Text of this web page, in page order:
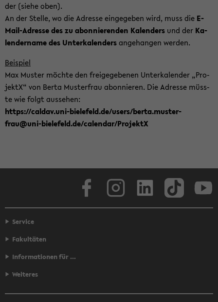
der (siehe oben).
An der Stel­le, wo die Adres­se ein­ge­ge­ben wird, muss die E-​
Mail-Adresse des zu abon­nie­ren­den Ka­len­ders und der Ka­
len­der­na­me des Un­ter­ka­len­dersan­ge­han­gen wer­den.
Bei­spiel
Max Mus­ter möch­te den frei­ge­ge­be­nen Un­ter­ka­len­der „Pro­
jek­tX“ von Berta Mus­ter­frau abon­nie­ren. Die Adres­se müss­
te wie folgt aus­se­hen:
https://cal­dav.uni-​bielefeld.de/users/berta.mus­ter­
frau@uni-​bielefeld.de/ca­len­dar/Pro­jek­tX
Face­book
Service
Fakultäten
Informationen für ...
Weiteres